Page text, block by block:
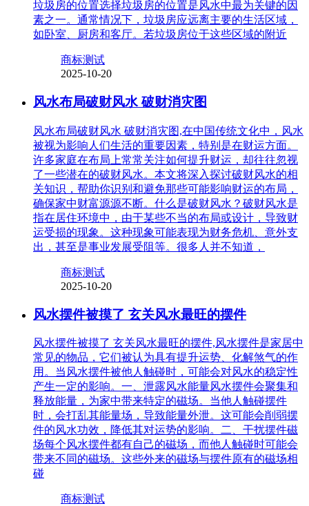
垃圾房的位置选择垃圾房的位置是风水中最为关键的因
素之一。通常情况下，垃圾房应远离主要的生活区域，
如卧室、厨房和客厅。若垃圾房位于这些区域的附近
商标测试
2025-10-20
风水布局破财风水 破财消灾图
风水布局破财风水 破财消灾图,在中国传统文化中，风水
被视为影响人们生活的重要因素，特别是在财运方面。
许多家庭在布局上常常关注如何提升财运，却往往忽视
了一些潜在的破财风水。本文将深入探讨破财风水的相
关知识，帮助你识别和避免那些可能影响财运的布局，
确保家中财富源源不断。什么是破财风水？破财风水是
指在居住环境中，由于某些不当的布局或设计，导致财
运受损的现象。这种现象可能表现为财务危机、意外支
出，甚至是事业发展受阻等。很多人并不知道，
商标测试
2025-10-20
风水摆件被摸了 玄关风水最旺的摆件
风水摆件被摸了 玄关风水最旺的摆件,风水摆件是家居中
常见的物品，它们被认为具有提升运势、化解煞气的作
用。当风水摆件被他人触碰时，可能会对风水的稳定性
产生一定的影响。一、泄露风水能量风水摆件会聚集和
释放能量，为家中带来特定的磁场。当他人触碰摆件
时，会打乱其能量场，导致能量外泄。这可能会削弱摆
件的风水功效，降低其对运势的影响。二、干扰摆件磁
场每个风水摆件都有自己的磁场，而他人触碰时可能会
带来不同的磁场。这些外来的磁场与摆件原有的磁场相
碰
商标测试